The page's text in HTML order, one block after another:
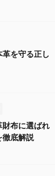
を守る正し
布に選ばれ
徹底解説